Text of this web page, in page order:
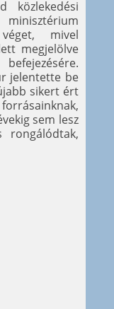
közlekedési
mivel
megjelölve
jelentette be
sikert ért
sem lesz